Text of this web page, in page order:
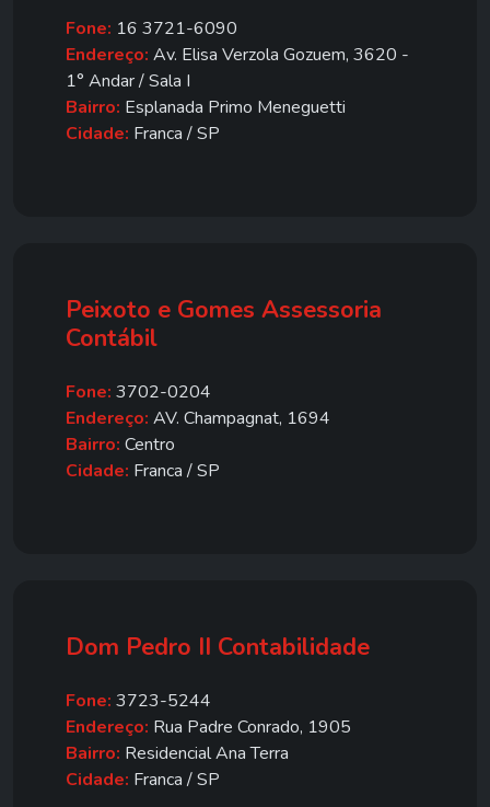
Fone: 16 3721-6090
Endereço: Av. Elisa Verzola Gozuem, 3620 -
1° Andar / Sala I
Bairro: Esplanada Primo Meneguetti
Cidade: Franca / SP
Peixoto e Gomes Assessoria
Contábil
Fone: 3702-0204
Endereço: AV. Champagnat, 1694
Bairro: Centro
Cidade: Franca / SP
Dom Pedro II Contabilidade
Fone: 3723-5244
Endereço: Rua Padre Conrado, 1905
Bairro: Residencial Ana Terra
Cidade: Franca / SP